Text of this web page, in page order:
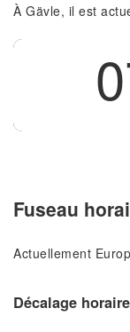
À Gävle, il est
Fuseau
Actuellement
Décalage